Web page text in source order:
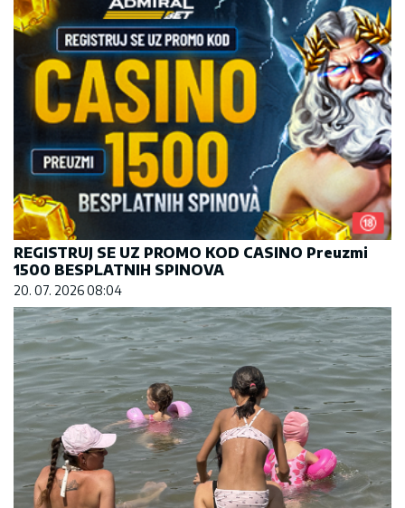
REGISTRUJ SE UZ PROMO KOD CASINO Preuzmi
1500 BESPLATNIH SPINOVA
20. 07. 2026 08:04